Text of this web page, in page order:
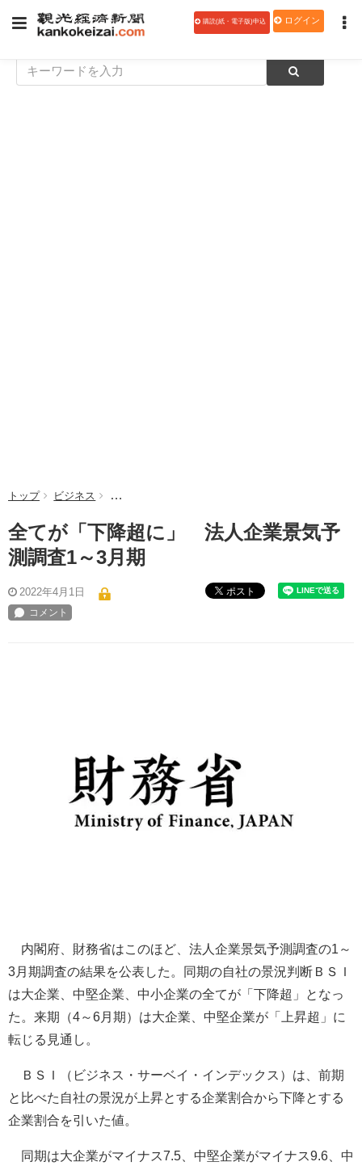
購読(紙・電子版)申込 ログイン
トップ ビジネス 全てが「下降超に」 法人企業景気予測調査1～3月期
全てが「下降超に」 法人企業景気予
測調査1～3月期
2022年4月1日 ポスト
内閣府、財務省はこのほど、法人企業景気予測調査の1～
3月期調査の結果を公表した。同期の自社の景況判断ＢＳＩ
は大企業、中堅企業、中小企業の全てが「下降超」となっ
た。来期（4～6月期）は大企業、中堅企業が「上昇超」に
転じる見通し。
ＢＳＩ（ビジネス・サーベイ・インデックス）は、前期
と比べた自社の景況が上昇とする企業割合から下降とする
企業割合を引いた値。
同期は大企業がマイナス7.5、中堅企業がマイナス9.6、中